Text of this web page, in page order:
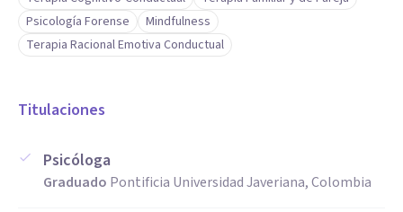
Psicología Forense
Mindfulness
Terapia Racional Emotiva Conductual
Titulaciones
Psicóloga
Graduado Pontificia Universidad Javeriana, Colombia